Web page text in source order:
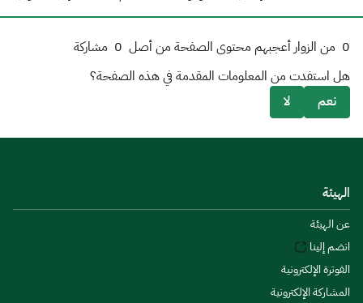
0 من الزوار أعجبهم محتوى الصفحة من أصل 0 مشاركة
هل استفدت من المعلومات المقدمة في هذه الصفحة؟
نعم
لا
الهيئة
عن الهيئة
انضم إلينا
الفوترة الإلكترونية
المشاركة الإلكترونية